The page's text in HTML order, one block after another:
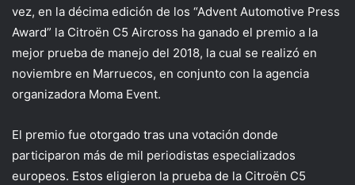
vez, en la décima edición de los “Advent Automotive Press
Award” la Citroën C5 Aircross ha ganado el premio a la
mejor prueba de manejo del 2018, la cual se realizó en
noviembre en Marruecos, en conjunto con la agencia
organizadora Moma Event.
El premio fue otorgado tras una votación donde
participaron más de mil periodistas especializados
europeos. Estos eligieron la prueba de la Citroën C5